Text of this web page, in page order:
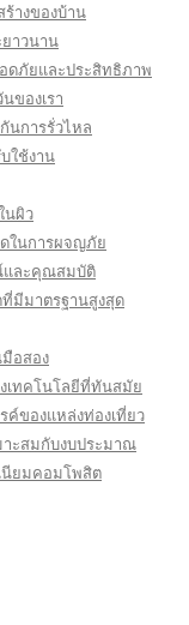
างของบ้าน
าวนาน
ดภัยและประสิทธิภาพ
ของเรา
นการรั่วไหล
ใช้งาน
นผิว
ในการผจญภัย
และคุณสมบัติ
มีมาตรฐานสูงสุด
มือสอง
เทคโนโลยีที่ทันสมัย
ของแหล่งท่องเที่ยว
าะสมกับงบประมาณ
นียมคอมโพสิต